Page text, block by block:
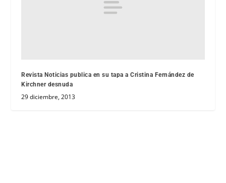
Revista Noticias publica en su tapa a Cristina Fernández de
Kirchner desnuda
29 diciembre, 2013